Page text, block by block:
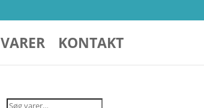
VARER KONTAKT
Søg